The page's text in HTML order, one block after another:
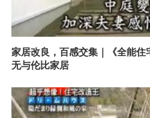
家居改良，百感交集｜《全能住
无与伦比家居